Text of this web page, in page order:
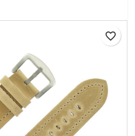
favorite_border